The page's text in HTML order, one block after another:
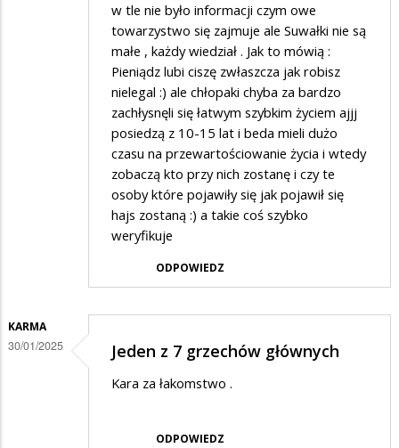
w tle nie było informacji czym owe
towarzystwo się zajmuje ale Suwałki nie są
małe , każdy wiedział . Jak to mówią :
Pieniądz lubi ciszę zwłaszcza jak robisz
nielegal :) ale chłopaki chyba za bardzo
zachłysnęli się łatwym szybkim życiem ajjj
posiedzą z 10-15 lat i beda mieli dużo
czasu na przewartościowanie życia i wtedy
zobaczą kto przy nich zostanę i czy te
osoby które pojawiły się jak pojawił się
hajs zostaną :) a takie coś szybko
weryfikuje
ODPOWIEDZ
KARMA
30/01/2025 Jeden z 7 grzechów głównych
Kara za łakomstwo .
ODPOWIEDZ